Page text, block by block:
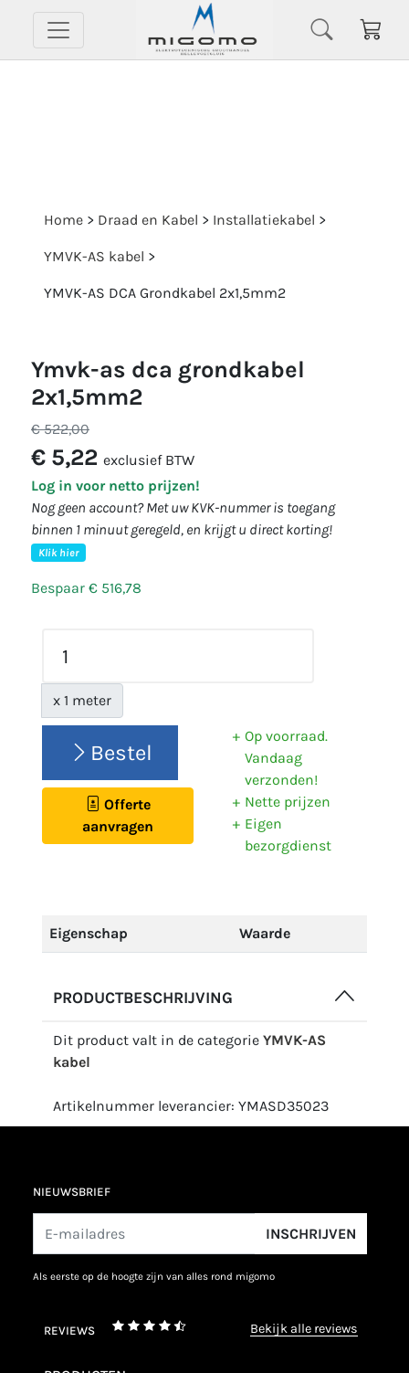
Home > Draad en Kabel > Installatiekabel >
YMVK-AS kabel >
YMVK-AS DCA Grondkabel 2x1,5mm2
ymvk-as dca grondkabel
2x1,5mm2
€ 522,00
€ 5,22 exclusief BTW
Log in voor netto prijzen!
Nog geen account? Met uw KVK-nummer is toegang
binnen 1 minuut geregeld, en krijgt u direct korting!
Klik hier
Bespaar € 516,78
x 1 meter
Bestel
Offerte
aanvragen
Op voorraad.
Vandaag
verzonden!
Nette prijzen
Eigen
bezorgdienst
Eigenschap Waarde
PRODUCTBESCHRIJVING
Dit product valt in de categorie YMVK-AS
kabel
Artikelnummer leverancier: YMASD35023
NIEUWSBRIEF
INSCHRIJVEN
als eerste op de hoogte zijn van alles rond migomo
REVIEWS bekijk alle reviews